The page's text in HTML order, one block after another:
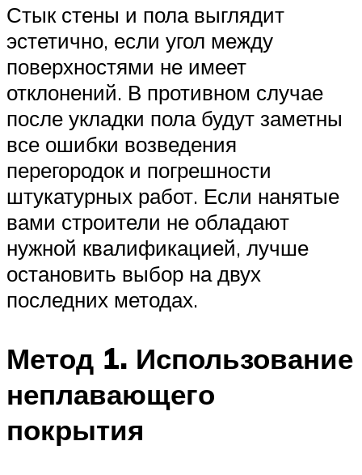
Стык стены и пола выглядит
эстетично, если угол между
поверхностями не имеет
отклонений. В противном случае
после укладки пола будут заметны
все ошибки возведения
перегородок и погрешности
штукатурных работ. Если нанятые
вами строители не обладают
нужной квалификацией, лучше
остановить выбор на двух
последних методах.
Метод 1. Использование
неплавающего
покрытия